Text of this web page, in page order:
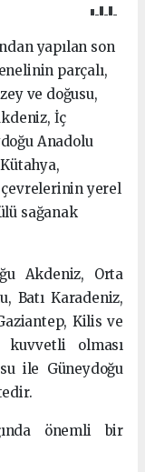
yapılan son
parçalı,
ve doğusu,
İç
Anadolu
yerel
sağanak
Akdeniz, Orta
Batı Karadeniz,
Kilis ve
olması
ile Güneydoğu
önemli bir